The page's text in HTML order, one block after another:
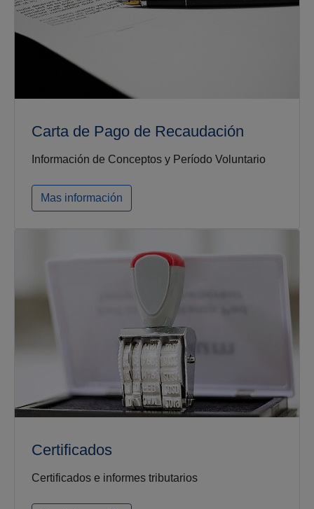
Carta de Pago de Recaudación
Información de Conceptos y Período Voluntario
Mas información
Certificados
Certificados e informes tributarios